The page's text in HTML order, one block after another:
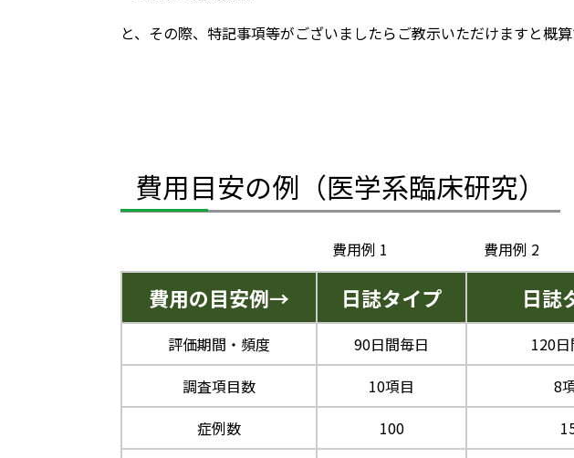
と、その際、特記事項等がございましたらご教示いただけますと概
費用目安の例（医学系臨床研究）
費用例 1 費用例 2
費用の目安例→ 日誌タイプ 日誌
評価期間・頻度 90日間毎日 120
調査項目数
10項目 8
症例数
100